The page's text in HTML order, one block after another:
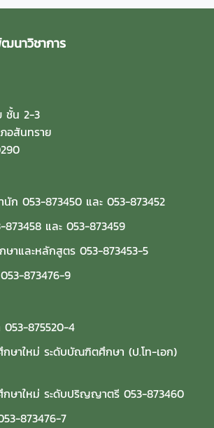
นาวิชาการ
ชั้น 2-3
อสันทราย
นัก 053-873450 และ 053-873452
873458 และ 053-873459
าและหลักสูตร 053-873453-5
873476-9
875520-4
ษาใหม่ ระดับบัณฑิตศึกษา (ป.โท-เอก)
ษาใหม่ ระดับปริญญาตรี 053-873460
873476-7